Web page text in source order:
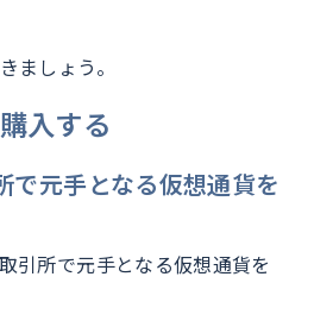
ましょう。
入する
で元手となる仮想通貨を
引所で元手となる仮想通貨を